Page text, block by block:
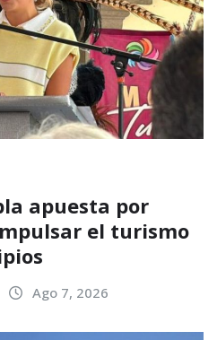
apuesta por
el turismo
Ago 7, 2026